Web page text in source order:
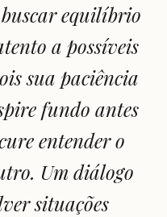
equilíbrio
a possíveis
sua paciência
fundo antes
entender o
Um diálogo
situações